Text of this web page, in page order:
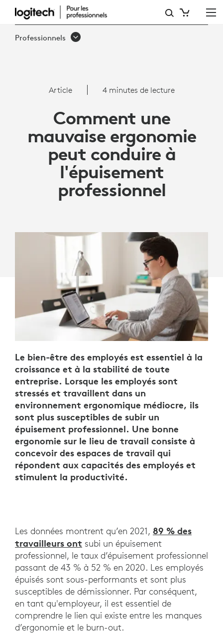
ARTICLE:
COMMENT
ERGONOMIE
CONDUIRE
L'ÉPUISEMENT
PROFESSIONNEL
Professionnels
Article 4 minutes de lecture
Comment une
mauvaise ergonomie
peut conduire à
l'épuisement
professionnel
Le bien-être des employés est essentiel à la
croissance et à la stabilité de toute
entreprise. Lorsque les employés sont
stressés et travaillent dans un
environnement ergonomique médiocre, ils
sont plus susceptibles de subir un
épuisement professionnel. Une bonne
ergonomie sur le lieu de travail consiste à
concevoir des espaces de travail qui
répondent aux capacités des employés et
stimulent la productivité.
Les données montrent qu’en 2021, 89 % des
travailleurs ont subi un épuisement
professionnel, le taux d’épuisement professionnel
passant de 43 % à 52 % en 2020. Les employés
épuisés sont sous-performants et sont plus
susceptibles de démissionner. Par conséquent,
en tant qu'employeur, il est essentiel de
comprendre le lien qui existe entre les manques
d’ergonomie et le burn-out.